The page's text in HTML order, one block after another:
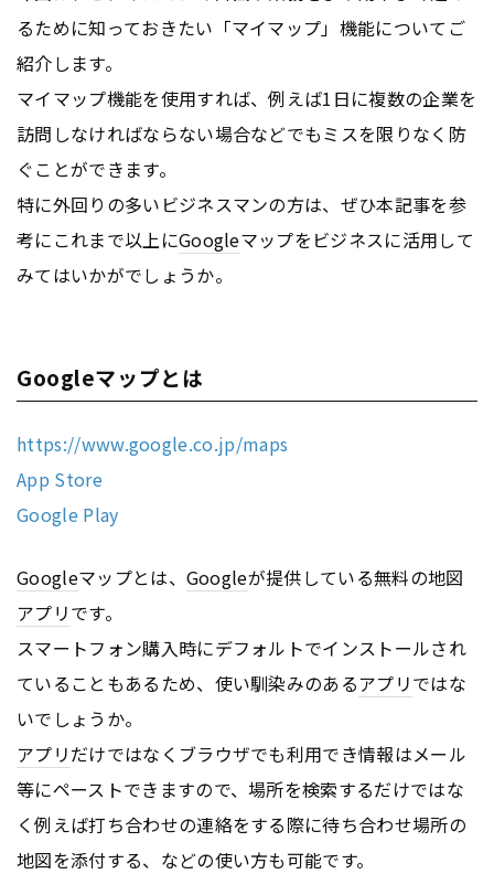
るために知っておきたい「マイマップ」機能についてご
紹介します。
マイマップ機能を使用すれば、例えば1日に複数の企業を
訪問しなければならない場合などでもミスを限りなく防
ぐことができます。
特に外回りの多いビジネスマンの方は、ぜひ本記事を参
考にこれまで以上にGoogleマップをビジネスに活用して
みてはいかがでしょうか。
Googleマップとは
https://www.google.co.jp/maps
App Store
Google Play
Googleマップとは、 Googleが提供している無料の地図
アプリです。
スマートフォン購入時にデフォルトでインストールされ
ていることもあるため、使い馴染みのあるアプリではな
いでしょうか。
アプリだけではなくブラウザでも利用でき情報はメール
等にペーストできますので、場所を検索するだけではな
く例えば打ち合わせの連絡をする際に待ち合わせ場所の
地図を添付する、などの使い方も可能です。